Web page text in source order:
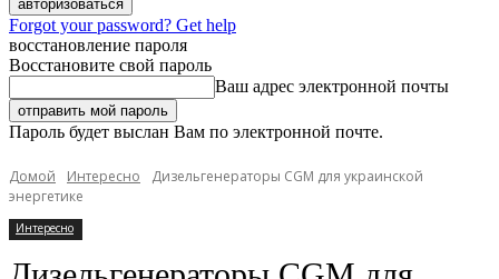
Forgot your password? Get help
восстановление пароля
Восстановите свой пароль
Ваш адрес электронной почты
Пароль будет выслан Вам по электронной почте.
Домой Интересно
Дизельгенераторы CGM для украинской
энергетике
Интересно